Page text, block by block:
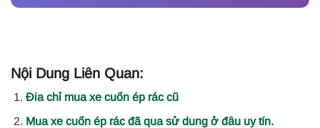
Nội Dung Liên Quan:
Đia chỉ mua xe cuốn ép rác cũ
Mua xe cuốn ép rác đã qua sử dung ở đâu uy tín.